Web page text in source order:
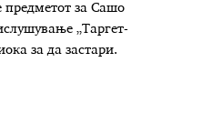
предметот за Сашо
„Таргет-
за да застари.